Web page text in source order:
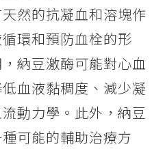
然的抗凝血和溶塊作
環和預防血栓的形
納豆激酶可能對心血
血液黏稠度、減少凝
動力學。此外，納豆
可能的輔助治療方